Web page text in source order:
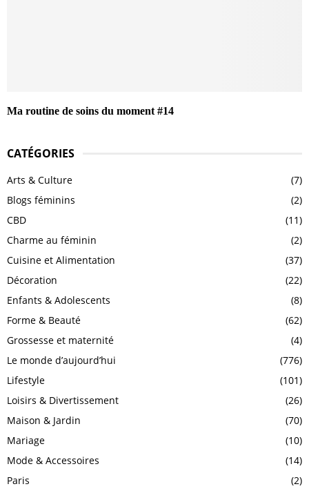
Ma routine de soins du moment #14
CATÉGORIES
Arts & Culture
(7)
Blogs féminins
(2)
CBD
(11)
Charme au féminin
(2)
Cuisine et Alimentation
(37)
Décoration
(22)
Enfants & Adolescents
(8)
Forme & Beauté
(62)
Grossesse et maternité
(4)
Le monde d’aujourd’hui
(776)
Lifestyle
(101)
Loisirs & Divertissement
(26)
Maison & Jardin
(70)
Mariage
(10)
Mode & Accessoires
(14)
Paris
(2)